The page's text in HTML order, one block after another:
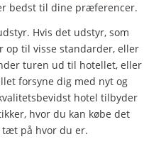
bedst til dine præferencer.
Hvis det udstyr, som
op til visse standarder, eller
turen ud til hotellet, eller
forsyne dig med nyt og
hotel tilbyder
hvor du kan købe det
på hvor du er.